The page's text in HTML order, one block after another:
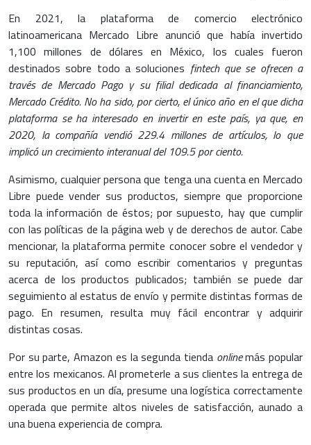
En 2021, la plataforma de comercio electrónico
latinoamericana Mercado Libre anunció que había invertido
1,100 millones de dólares en México, los cuales fueron
destinados sobre todo a soluciones fintechque se ofrecen a
través de Mercado Pago y su filial dedicada al financiamiento,
Mercado Crédito. No ha sido, por cierto, el único año en el que dicha
plataforma se ha interesado en invertir en este país, ya que, en
2020, la compañía vendió 229.4 millones de artículos, lo que
implicó un crecimiento interanual del 109.5 por ciento.
Asimismo, cualquier persona que tenga una cuenta en Mercado
Libre puede vender sus productos, siempre que proporcione
toda la información de éstos; por supuesto, hay que cumplir
con las políticas de la página web y de derechos de autor. Cabe
mencionar, la plataforma permite conocer sobre el vendedor y
su reputación, así como escribir comentarios y preguntas
acerca de los productos publicados; también se puede dar
seguimiento al estatus de envío y permite distintas formas de
pago. En resumen, resulta muy fácil encontrar y adquirir
distintas cosas.
Por su parte, Amazon es la segunda tienda onlinemás popular
entre los mexicanos. Al prometerle a sus clientes la entrega de
sus productos en un día, presume una logística correctamente
operada que permite altos niveles de satisfacción, aunado a
una buena experiencia de compra.